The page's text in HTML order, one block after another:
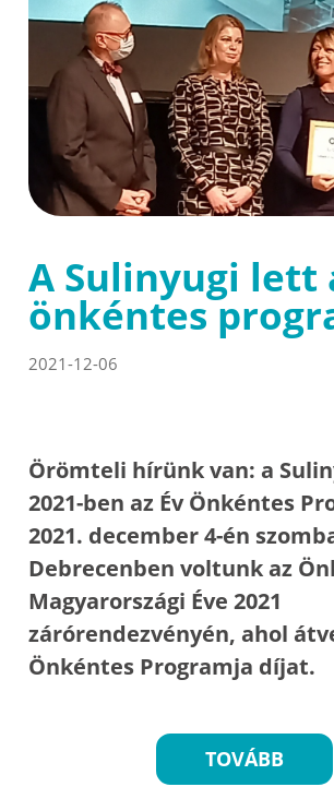
A Sulinyugi lett
önkéntes
2021-12-06
Örömteli hírünk van: a
2021-ben az Év Önkéntes
2021. december 4-én
Debrecenben voltunk az
Magyarországi Éve 2021
zárórendezvényén, ahol
Önkéntes Programja díjat.
TOVÁBB